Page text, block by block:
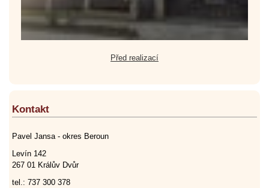
Před realizací
Kontakt
Pavel Jansa - okres Beroun
Levín 142
267 01 Králův Dvůr
tel.: 737 300 378